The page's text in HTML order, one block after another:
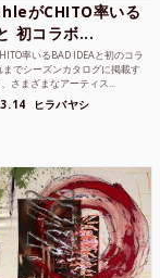
がCHITO率いる
初コラボ...
率いるBAD IDEAと初のコラ
でシーズンカタログに掲載す
さまざまなアーティス...
ヒラバヤシ